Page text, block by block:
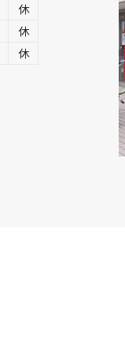
休
休
休